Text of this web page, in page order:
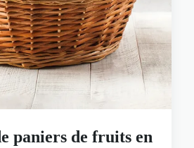
paniers de fruits en